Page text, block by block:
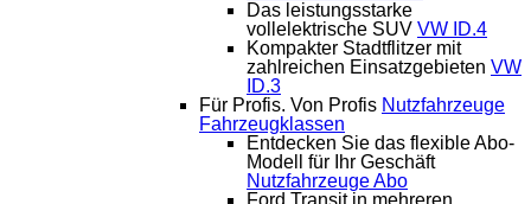
Das leistungsstarke
vollelektrische SUV VW ID.4
Kompakter Stadtflitzer mit
zahlreichen Einsatzgebieten VW
ID.3
Für Profis. Von Profis Nutzfahrzeuge
Fahrzeugklassen
Entdecken Sie das flexible Abo-
Modell für Ihr Geschäft
Nutzfahrzeuge Abo
Ford Transit in mehreren